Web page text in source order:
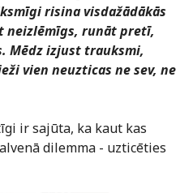
risina visdažādākās
neizlēmīgs, runāt pretī,
Mēdz izjust trauksmi,
vien neuzticas ne sev, ne
ir sajūta, ka kaut kas
dilemma - uzticēties